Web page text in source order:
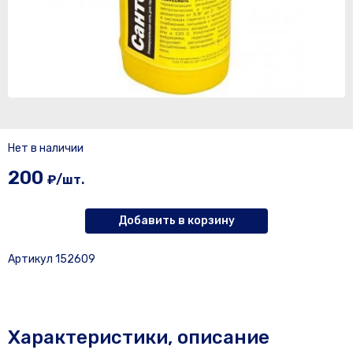
Нет в наличии
200 ₽/шт.
Добавить в корзину
Артикул 152609
Характеристики, описание